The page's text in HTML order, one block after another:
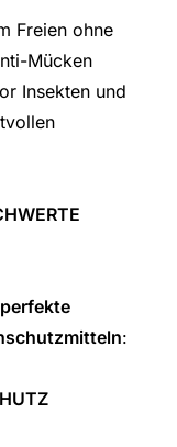
Freien ohne
Mücken
Insekten und
perfekte
: